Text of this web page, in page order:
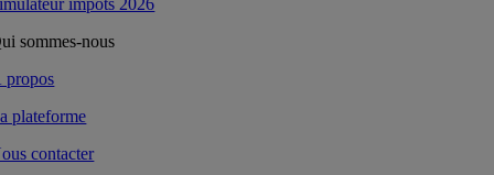
impots 2026
sommes-nous
propos
plateforme
contacter